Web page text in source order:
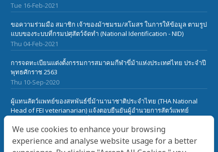
Tue 16-Feb-2021
ขอความร่วมมือ สมาชิก เจ้าของม้าชมรม/สโมสร ในการให้ข้อมูล ตามรูป
แบบของระบบที่กรมปศุสัตว์จัดทำ (National Identification - NID)
Thu 04-Feb-2021
การจดทะเบียนแต่งตั้งกรรมการสมาคมกีฬาขี่ม้าแห่งประเทศไทย ประจำปี
พุทธศักราช 2563
Thu 10-Sep-2020
ผู้แทนสัตว์แพทย์ของสหพันธ์ขี่ม้านานาชาติประจำไทย (THA National
Head of FEI veterianarian) แจ้งตอบยืนยันผู้อำนวยการสัตว์แพทย์
Sickness ในประเทศไทย
Sat 28-Mar-2020
We use cookies to enhance your browsing
experience and analyse website usage for a better